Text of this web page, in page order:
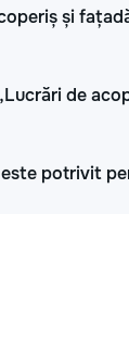
și
de
potrivit